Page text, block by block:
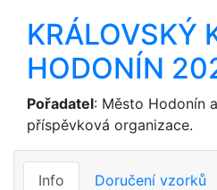
KRÁLOVSKÝ
HODONÍN
Pořadatel: Město Hodonín
příspěvková organizace.
Info Doručení vzorků